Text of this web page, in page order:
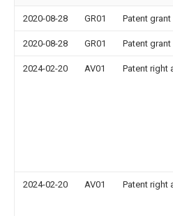
2020-08-28 GR01 Patent grant
2020-08-28 GR01 Patent grant
2024-02-20 AV01 Patent right
2024-02-20 AV01 Patent right